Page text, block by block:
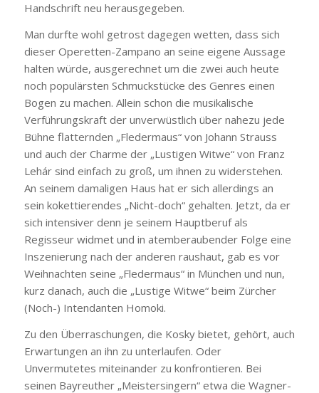
Handschrift neu herausgegeben.
Man durfte wohl getrost dagegen wetten, dass sich
dieser Operetten-Zampano an seine eigene Aussage
halten würde, ausgerechnet um die zwei auch heute
noch populärsten Schmuckstücke des Genres einen
Bogen zu machen. Allein schon die musikalische
Verführungskraft der unverwüstlich über nahezu jede
Bühne flatternden „Fledermaus“ von Johann Strauss
und auch der Charme der „Lustigen Witwe“ von Franz
Lehár sind einfach zu groß, um ihnen zu widerstehen.
An seinem damaligen Haus hat er sich allerdings an
sein kokettierendes „Nicht-doch“ gehalten. Jetzt, da er
sich intensiver denn je seinem Hauptberuf als
Regisseur widmet und in atemberaubender Folge eine
Inszenierung nach der anderen raushaut, gab es vor
Weihnachten seine „Fledermaus“ in München und nun,
kurz danach, auch die „Lustige Witwe“ beim Zürcher
(Noch-) Intendanten Homoki.
Zu den Überraschungen, die Kosky bietet, gehört, auch
Erwartungen an ihn zu unterlaufen. Oder
Unvermutetes miteinander zu konfrontieren. Bei
seinen Bayreuther „Meistersingern“ etwa die Wagner-